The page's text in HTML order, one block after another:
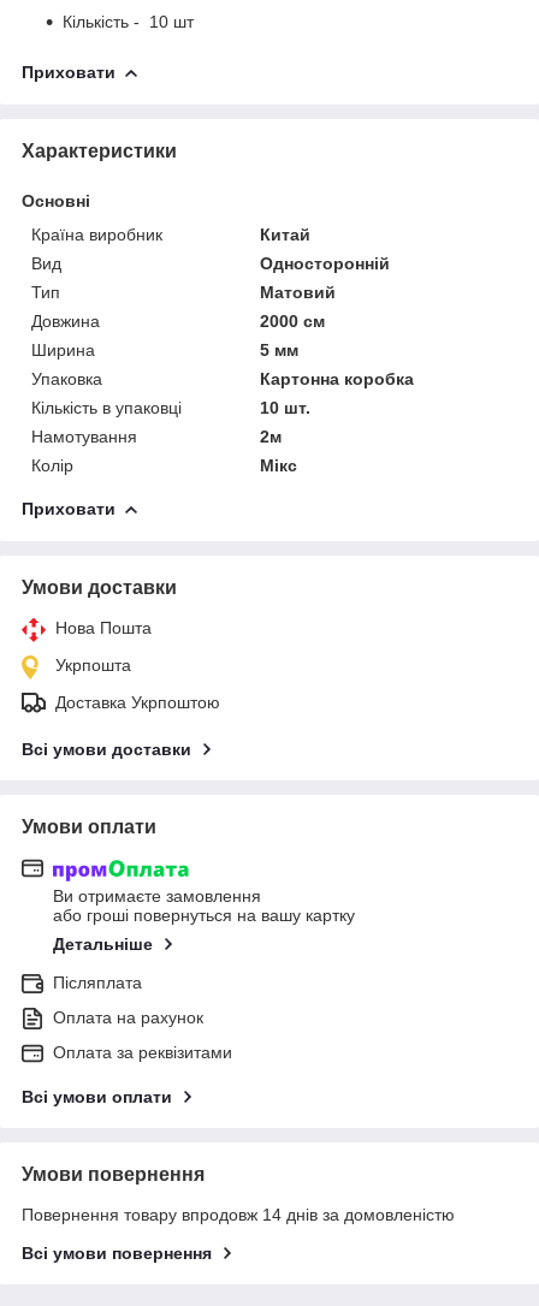
Кількість - 10 шт
Приховати
Характеристики
Основні
Країна виробник
Китай
Вид
Односторонній
Тип
Матовий
Довжина
2000 см
Ширина
5 мм
Упаковка
Картонна коробка
Кількість в упаковці
10 шт.
Намотування
2м
Колір
Мікс
Приховати
Умови доставки
Нова Пошта
Укрпошта
Доставка Укрпоштою
Всі умови доставки
Умови оплати
Ви отримаєте замовлення
або гроші повернуться на вашу картку
Детальніше
Післяплата
Оплата на рахунок
Оплата за реквізитами
Всі умови оплати
Умови повернення
Повернення товару впродовж 14 днів за домовленістю
Всі умови повернення